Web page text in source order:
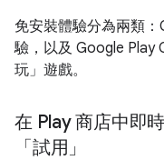
免安裝體驗分為兩類
驗，以及 Google Play
玩」遊戲。
在 Play 商店中即時
「試用」